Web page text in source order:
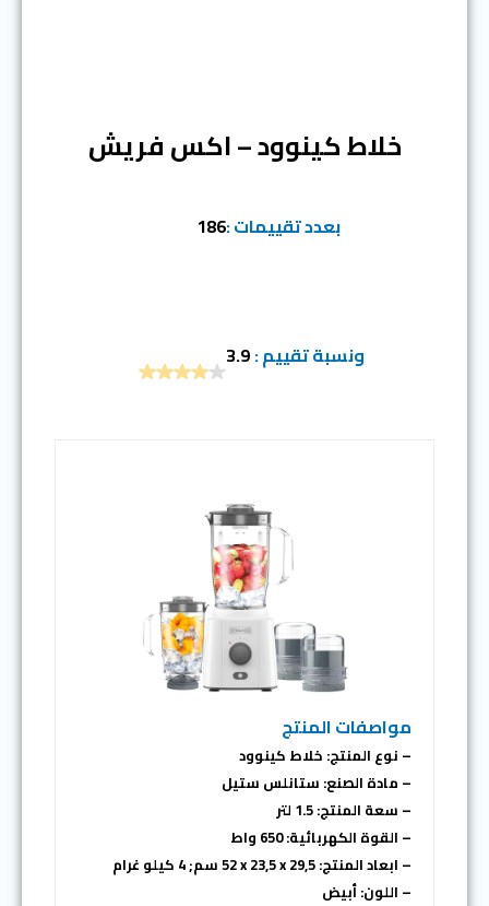
خلاط كينوود – اكس فريش
بعدد تقييمات :186
ونسبة تقييم :3.9
مواصفات المنتج
– نوع المنتج: خلاط كينوود
– مادة الصنع: ستانلس ستيل
– سعة المنتج: 1.5 لتر
– القوة الكهربائية: 650 واط
– ابعاد المنتج: ‎52 x 23,5 x 29,5 سم; 4 كيلو غرام
– اللون: أبيض